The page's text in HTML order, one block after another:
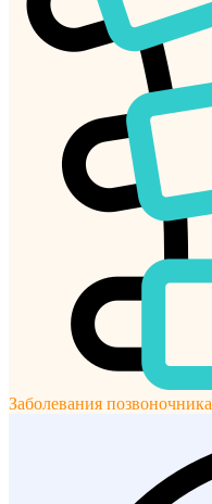
Заболевания позвоночника